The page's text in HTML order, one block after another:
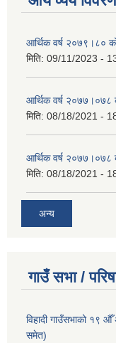
आर्थिक वर्ष २०७९।८०
मिति: 09/11/2023 -
आर्थिक वर्ष २०७७।०७८
मिति: 08/18/2021 -
आर्थिक वर्ष २०७७।०७८
मिति: 08/18/2021 -
अन्य
गाउँ सभा /
विहादी गाउँसभाको १९
समेत)